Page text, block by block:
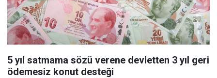
5 yıl satmama sözü verene devletten 3 yıl geri
ödemesiz konut desteği